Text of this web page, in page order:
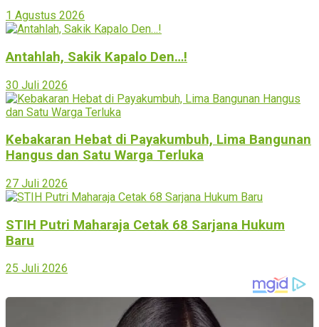
1 Agustus 2026
Antahlah, Sakik Kapalo Den…!
30 Juli 2026
Kebakaran Hebat di Payakumbuh, Lima Bangunan
Hangus dan Satu Warga Terluka
27 Juli 2026
STIH Putri Maharaja Cetak 68 Sarjana Hukum
Baru
25 Juli 2026